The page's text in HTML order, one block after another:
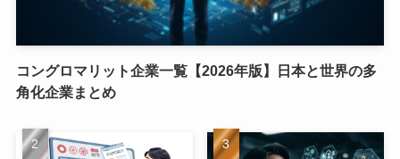
コングロマリット企業一覧【2026年版】日本と世界の多
角化企業まとめ